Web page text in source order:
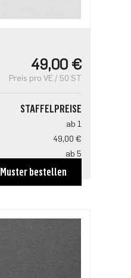
49,00 €
Preis pro VE / 50 ST
STAFFELPREISE
ab 1
49,00 €
ab 5
39,20 €
Muster bestellen